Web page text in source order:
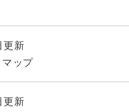
更新
ップ
更新